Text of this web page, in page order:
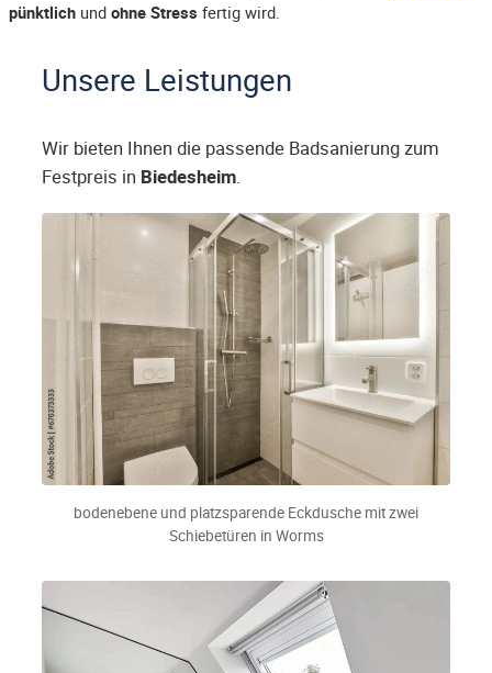
pünktlich und ohne Stress fertig wird.
Unsere Leistungen
Wir bieten Ihnen die passende Badsanierung zum
Festpreis in Biedesheim.
bodenebene und platzsparende Eckdusche mit zwei
Schiebetüren in Worms